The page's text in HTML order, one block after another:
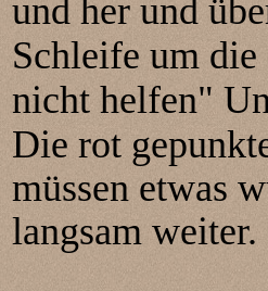
und her und
Schleife um die
nicht helfen"
Die rot
müssen etwas
langsam